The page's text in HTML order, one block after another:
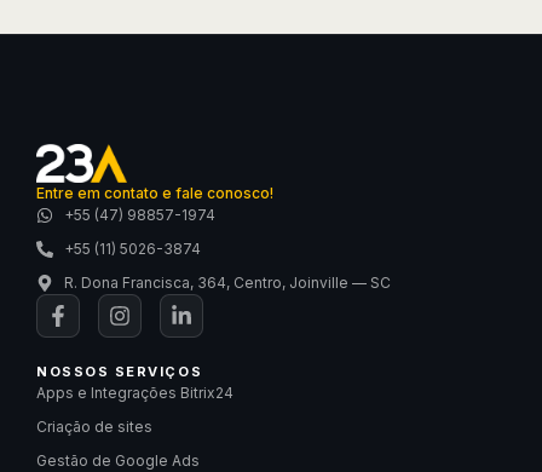
Entre em contato e fale conosco!
+55 (47) 98857-1974
+55 (11) 5026-3874
R. Dona Francisca, 364, Centro, Joinville — SC
NOSSOS SERVIÇOS
Apps e Integrações Bitrix24
Criação de sites
Gestão de Google Ads